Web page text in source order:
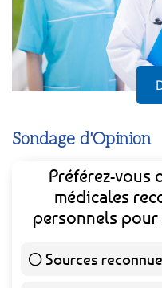
Sondage d'Opinion
Préférez-vous
médicales
personnels pour
Sources